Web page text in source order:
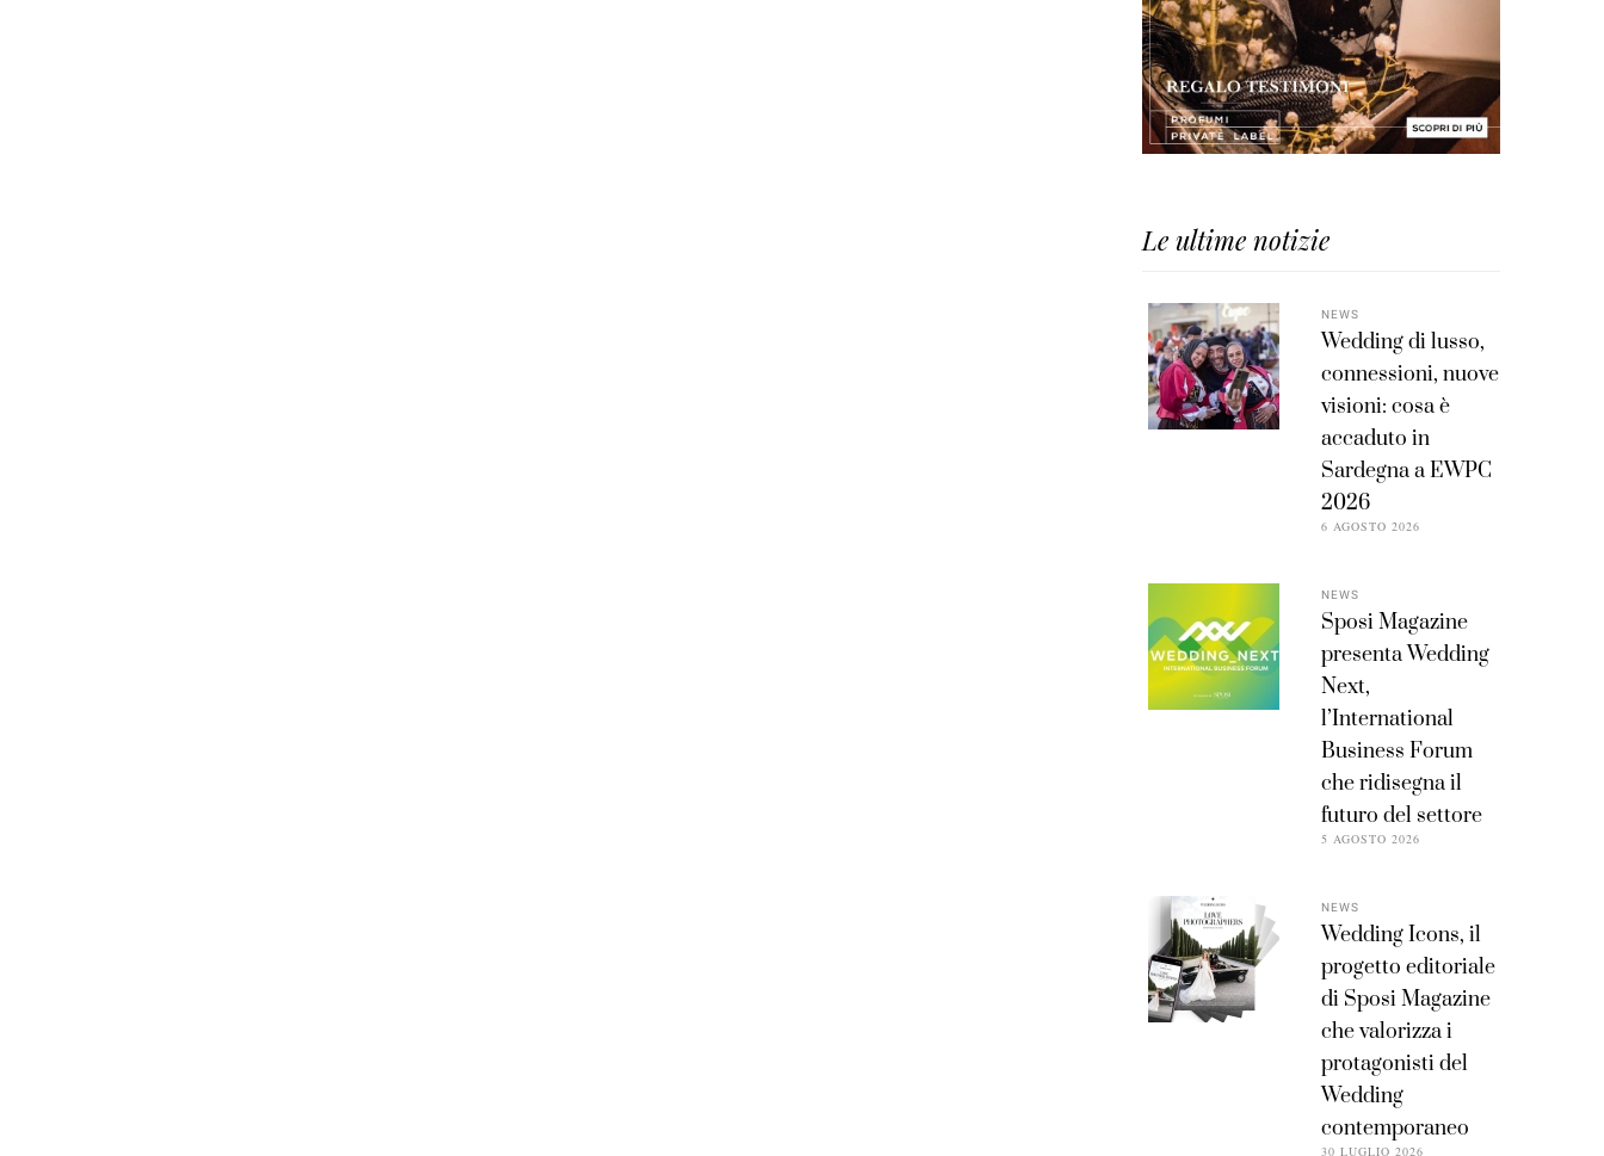
Le ultime notizie
NEWS
Wedding di lusso,
connessioni, nuove
visioni: cosa è
accaduto in
Sardegna a EWPC
2026
6 AGOSTO 2026
NEWS
Sposi Magazine
presenta Wedding
Next,
l’International
Business Forum
che ridisegna il
futuro del settore
5 AGOSTO 2026
NEWS
Wedding Icons, il
progetto editoriale
di Sposi Magazine
che valorizza i
protagonisti del
Wedding
contemporaneo
30 LUGLIO 2026